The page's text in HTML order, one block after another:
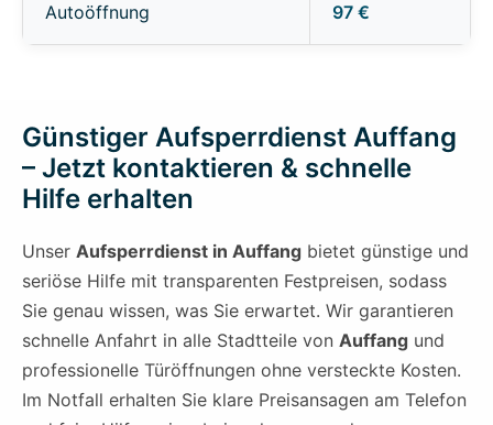
Autoöffnung 97 €
Günstiger Aufsperrdienst Auffang
– Jetzt kontaktieren & schnelle
Hilfe erhalten
Unser Aufsperrdienst in Auffang bietet günstige und
seriöse Hilfe mit transparenten Festpreisen, sodass
Sie genau wissen, was Sie erwartet. Wir garantieren
schnelle Anfahrt in alle Stadtteile von Auffang und
professionelle Türöffnungen ohne versteckte Kosten.
Im Notfall erhalten Sie klare Preisansagen am Telefon